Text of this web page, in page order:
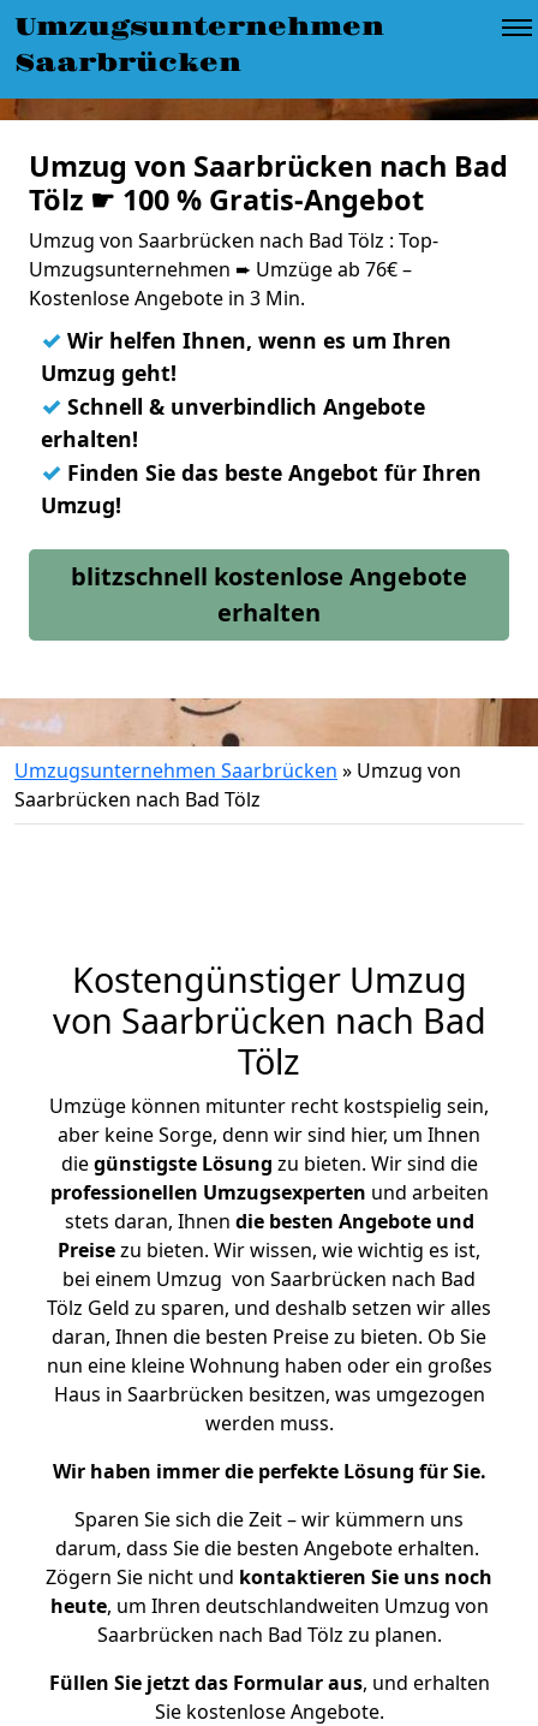
Umzugsunternehmen
Saarbrücken
Umzug von Saarbrücken nach Bad
Tölz ☛ 100 % Gratis-Angebot
Umzug von Saarbrücken nach Bad Tölz : Top-
Umzugsunternehmen ➨ Umzüge ab 76€ –
Kostenlose Angebote in 3 Min.
✓ Wir helfen Ihnen, wenn es um Ihren
Umzug geht!
✓ Schnell & unverbindlich Angebote
erhalten!
✓ Finden Sie das beste Angebot für Ihren
Umzug!
blitzschnell kostenlose Angebote
erhalten
Umzugsunternehmen Saarbrücken » Umzug von
Saarbrücken nach Bad Tölz
Kostengünstiger Umzug
von Saarbrücken nach Bad
Tölz
Umzüge können mitunter recht kostspielig sein,
aber keine Sorge, denn wir sind hier, um Ihnen
diegünstigste Lösung zu bieten. Wir sind die
professionellen Umzugsexperten und arbeiten
stets daran, Ihnen die besten Angebote und
Preisezu bieten. Wir wissen, wie wichtig es ist,
bei einem Umzug von Saarbrücken nach Bad
Tölz Geld zu sparen, und deshalb setzen wir alles
daran, Ihnen die besten Preise zu bieten. Ob Sie
nun eine kleine Wohnung haben oder ein großes
Haus in Saarbrücken besitzen, was umgezogen
werden muss.
Wir haben immer die perfekte Lösung für Sie.
Sparen Sie sich die Zeit – wir kümmern uns
darum, dass Sie die besten Angebote erhalten.
Zögern Sie nicht und kontaktieren Sie uns noch
heute, um Ihren deutschlandweiten Umzug von
Saarbrücken nach Bad Tölz zu planen.
Füllen Sie jetzt das Formular aus, und erhalten
Sie kostenlose Angebote.